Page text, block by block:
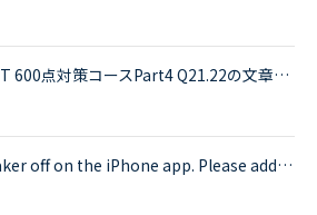
TOEIC®️L&amp;R TEST 600点対策コースPart4 Q21.22の文章でわからないことがあります。文章は以下の通りです。When you move, you should try to tell banks and credit card companies your new address at leas...
I wanna turn the speaker off on the iPhone app. Please add a function to kill the speaker on the app.Very loud voice of tutors is coming from the speaker while tutors can not be hearing voice of us...